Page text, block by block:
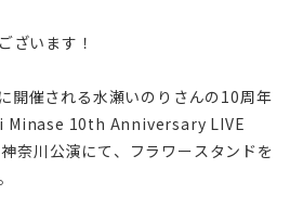
ざいます！
開催される水瀬いのりさんの10周年
Minase 10th Anniversary LIVE
奈川公演にて、フラワースタンドを